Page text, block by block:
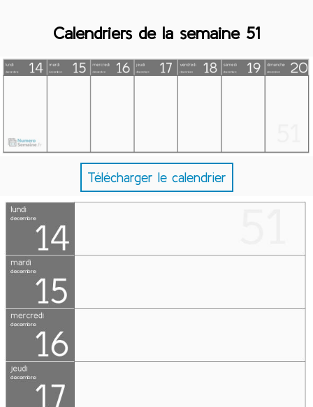
Calendriers de la semaine 51
Télécharger le calendrier